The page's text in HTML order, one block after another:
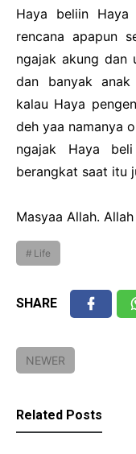
Haya beliin
rencana apapun
ngajak akung dan
dan banyak anak
kalau Haya
deh yaa namanya
ngajak Haya beli
berangkat saat itu
Masyaa Allah.
Life
SHARE
NEWER
Related Posts